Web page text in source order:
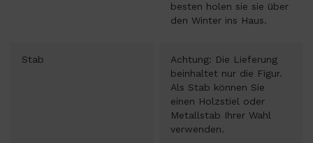
besten holen sie sie über
den Winter ins Haus.
Stab
Achtung: Die Lieferung
beinhaltet nur die Figur.
Als Stab können Sie
einen Holzstiel oder
Metallstab Ihrer Wahl
verwenden.